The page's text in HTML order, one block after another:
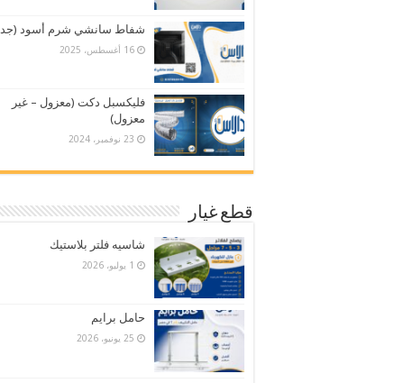
شفاط سانشي شرم أسود
16 أغسطس، 2025
فليكسبل دكت (معزول – غير
معزول)
23 نوفمبر، 2024
قطع غيار
شاسيه فلتر بلاستيك
1 يوليو، 2026
حامل برايم
25 يونيو، 2026